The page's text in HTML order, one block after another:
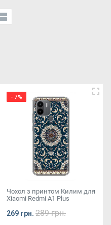
- 7%
Чохол з принтом Килим для
Xiaomi Redmi A1 Plus
269 грн. 289 грн.